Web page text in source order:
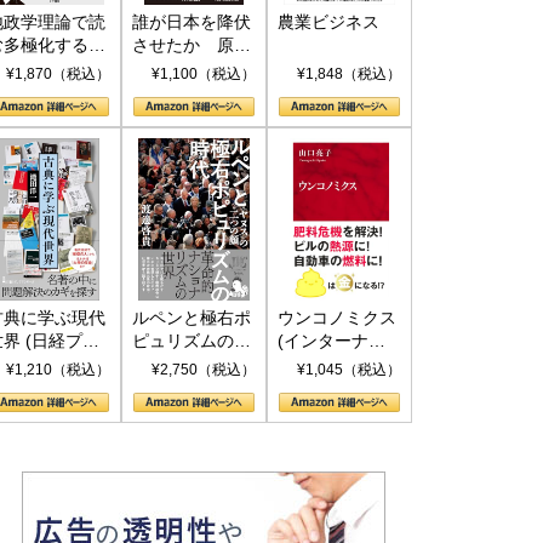
政学理論で読
多極化する世
トランプと
¥1,870（税込）
誰が日本を降伏
させたか 原爆
投下、ソ連参
(PHP新書)
¥1,100（税込）
農業ビジネス
¥1,848（税込）
典に学ぶ現代
界 (日経プレ
アシリーズ)
¥1,210（税込）
ルペンと極右ポ
ピュリズムの時
代：〈ヤヌス〉
¥2,750（税込）
ウンコノミクス
(インターナシ
ョナル新書)
¥1,045（税込）